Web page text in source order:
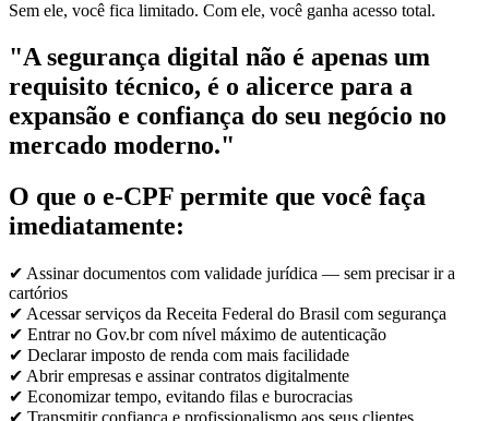
Sem ele, você fica limitado. Com ele, você ganha acesso total.
"A segurança digital não é apenas um
requisito técnico, é o alicerce para a
expansão e confiança do seu negócio no
mercado moderno."
O que o e-CPF permite que você faça
imediatamente:
✔ Assinar documentos com validade jurídica — sem precisar ir a
cartórios
✔ Acessar serviços da Receita Federal do Brasil com segurança
✔ Entrar no Gov.br com nível máximo de autenticação
✔ Declarar imposto de renda com mais facilidade
✔ Abrir empresas e assinar contratos digitalmente
✔ Economizar tempo, evitando filas e burocracias